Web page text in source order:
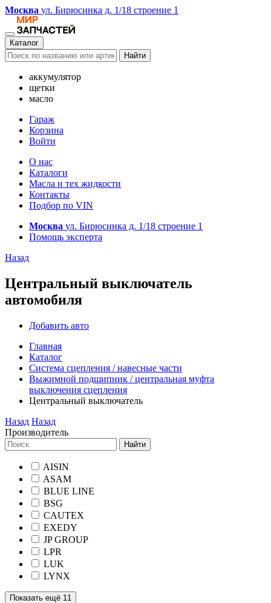
Москва ул. Бирюсинка д. 1/18 строение 1
Каталог
Найти
аккумулятор
щетки
масло
Гараж
Корзина
Войти
О нас
Каталоги
Масла и тех жидкости
Контакты
Подбор по VIN
Москва ул. Бирюсинка д. 1/18 строение 1
Помощь эксперта
Назад
Центральный выключатель
автомобиля
Добавить авто
Главная
Каталог
Система сцепления / навесные части
Выжимной подшипник / центральная муфта
выключения сцепления
Центральный выключатель
Назад Назад
Производитель
Найти
AISIN
ASAM
BLUE LINE
BSG
CAUTEX
EXEDY
JP GROUP
LPR
LUK
LYNX
Показать ещё 11